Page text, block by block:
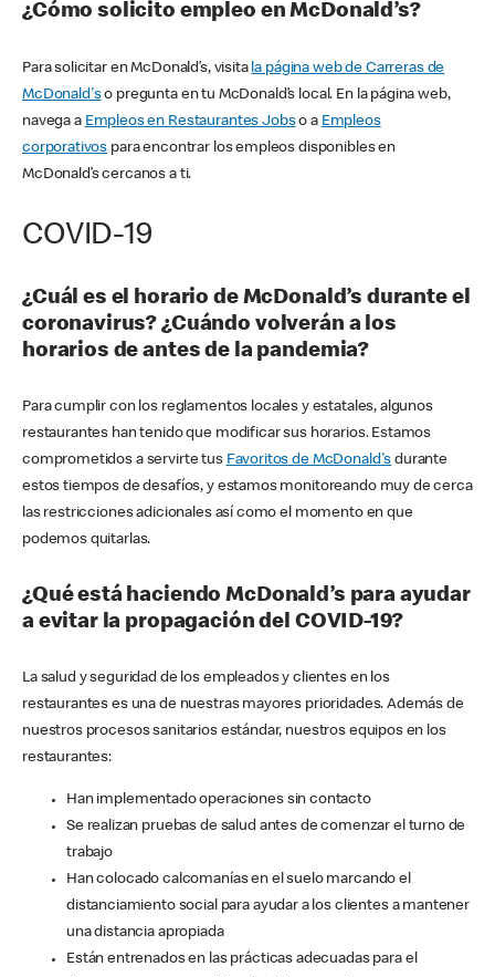
¿Cómo solicito empleo en McDonald’s?
Para solicitar en McDonald’s, visita la página web de Carreras de
McDonald'so pregunta en tu McDonald’s local. En la página web,
navega a Empleos en Restaurantes Jobso a Empleos
corporativos para encontrar los empleos disponibles en
McDonald’s cercanos a ti.
COVID-19
¿Cuál es el horario de McDonald’s durante el
coronavirus? ¿Cuándo volverán a los
horarios de antes de la pandemia?
Para cumplir con los reglamentos locales y estatales, algunos
restaurantes han tenido que modificar sus horarios. Estamos
comprometidos a servirte tus Favoritos de McDonald's durante
estos tiempos de desafíos, y estamos monitoreando muy de cerca
las restricciones adicionales así como el momento en que
podemos quitarlas.
¿Qué está haciendo McDonald’s para ayudar
a evitar la propagación del COVID-19?
La salud y seguridad de los empleados y clientes en los
restaurantes es una de nuestras mayores prioridades. Además de
nuestros procesos sanitarios estándar, nuestros equipos en los
restaurantes:
Han implementado operaciones sin contacto
Se realizan pruebas de salud antes de comenzar el turno de
trabajo
Han colocado calcomanías en el suelo marcando el
distanciamiento social para ayudar a los clientes a mantener
una distancia apropiada
Están entrenados en las prácticas adecuadas para el